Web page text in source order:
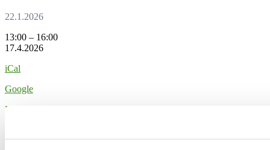
Tukihenkilöverkon
30v.
13:00 – 16:00
17.4.2026
iCal
Google
Katso koko kalenteri